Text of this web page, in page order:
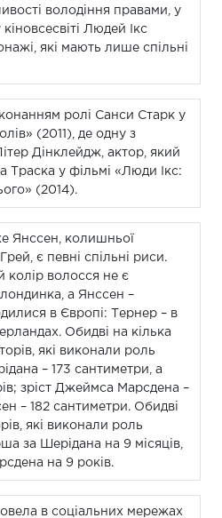
володіння правами, у
кіновсесвіті Людей Ікс
які мають лише спільні
ролі Санси Старк у
(2011), де одну з
Дінклейдж, актор, який
Траска у фільмі «Люди Ікс:
(2014).
Янссен, колишньої
є певні спільні риси.
колір волосся не є
а Янссен –
в Європі: Тернер – в
Обидві на кілька
які виконали роль
– 173 сантиметри, а
зріст Джеймса Марсдена –
– 182 сантиметри. Обидві
які виконали роль
за Шерідана на 9 місяців,
на 9 років.
в соціальних мережах